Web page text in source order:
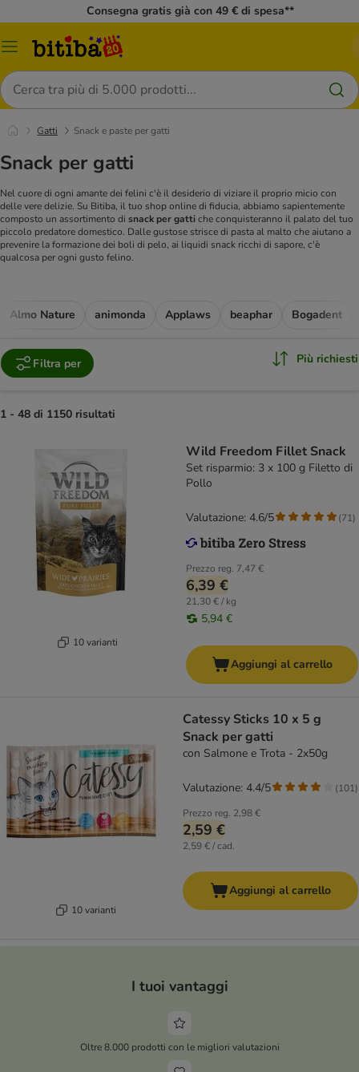
Consegna gratis già con 49 € di spesa**
Overview
Cerca
Gatti Snack e paste per gatti
Snack per gatti
Nel cuore di ogni amante dei felini c'è il desiderio di viziare il proprio micio con
delle vere delizie. Su Bitiba, il tuo shop online di fiducia, abbiamo sapientemente
composto un assortimento di snack per gattiche conquisteranno il palato del tuo
piccolo predatore domestico. Dalle gustose strisce di pasta al malto che aiutano a
prevenire la formazione dei boli di pelo, ai liquidi snack ricchi di sapore, c'è
qualcosa per ogni gusto felino.
Almo Nature animonda Applaws beaphar Bogadent
Filtra per Più richiesti
1 - 48 di 1150 risultati
10 varianti
Wild Freedom Fillet Snack
Set risparmio: 3 x 100 g Filetto di
Pollo
Prezzo reg. 7,47 €
6,39 €
21,30 € / kg
5,94 €
Valutazione: 4.6/5 (71)
Aggiungi al carrello
10 varianti
Catessy Sticks 10 x 5 g
Snack per gatti
con Salmone e Trota - 2x50g
Prezzo reg. 2,98 €
2,59 €
2,59 € / cad.
Valutazione: 4.4/5 (101)
Aggiungi al carrello
I tuoi vantaggi
Oltre 8.000 prodotti con le migliori valutazioni